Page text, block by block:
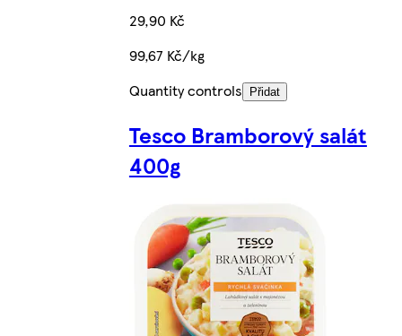
29,90 Kč
99,67 Kč/kg
Quantity controls
Přidat
Tesco Bramborový salát
400g